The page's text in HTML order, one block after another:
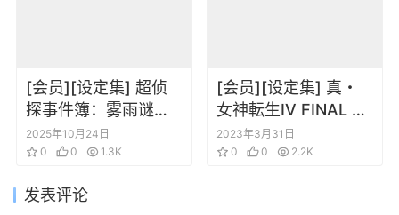
[会员][设定集] 超侦
探事件簿：雾雨谜宫
Master Detective
Archives RAIN
Artworks
2025年10月24日
0
0 1.3K
[会员][设定集] 真・
女神転生IV FINAL 公
式設定資料集+神話世
界への旅
2023年3月31日
0
0 2.2K
发表评论